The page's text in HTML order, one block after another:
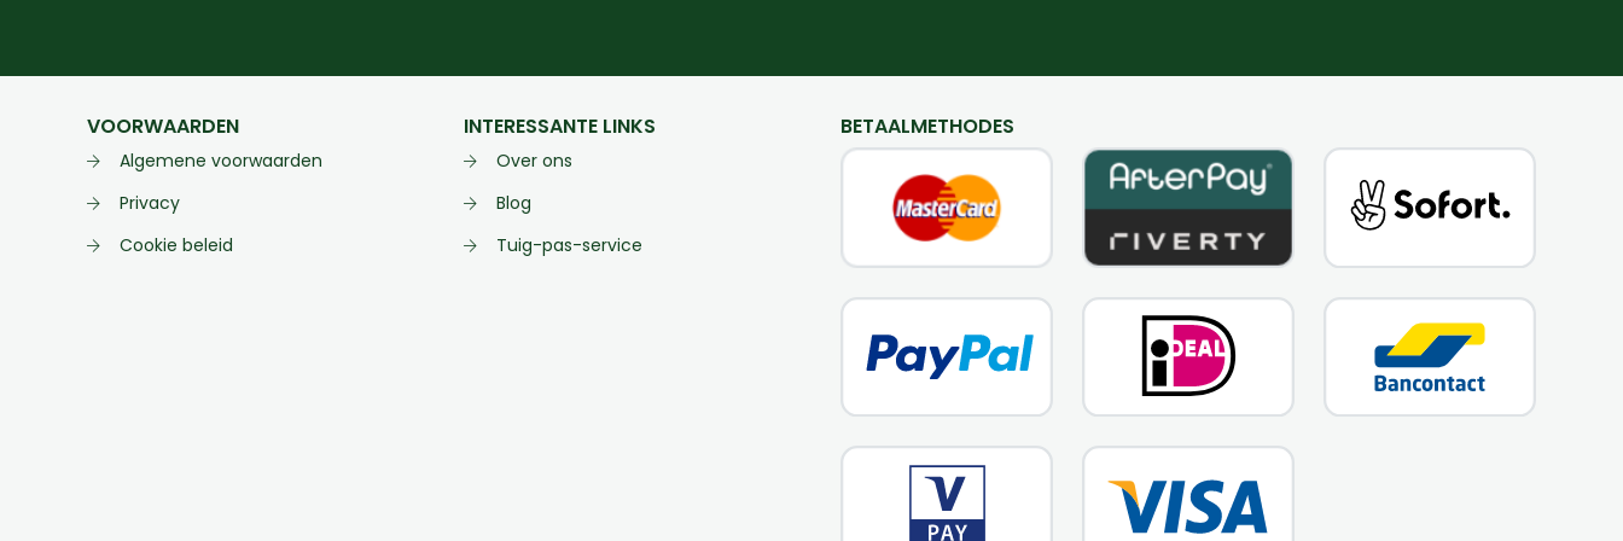
VOORWAARDEN
Algemene voorwaarden
Privacy
Cookie beleid
INTERESSANTE LINKS
Over ons
Blog
Tuig-pas-service
BETAALMETHODES